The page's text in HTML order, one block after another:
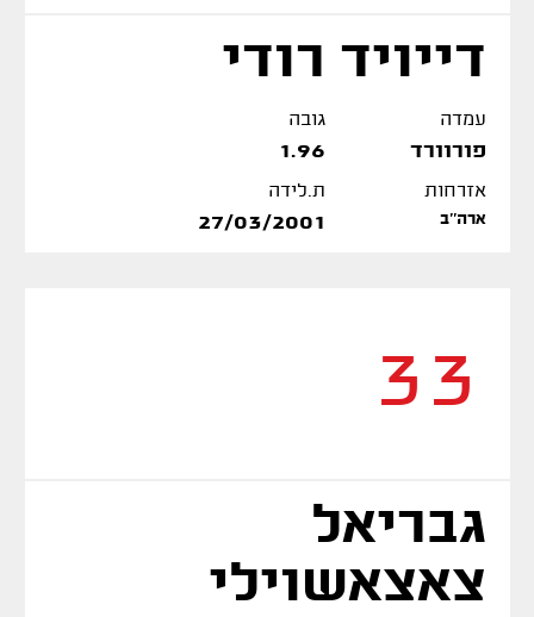
דייויד רודי
עמדה
פורוורד
גובה
1.96
אזרחות
ארה''ב
ת.לידה
27/03/2001
33
גבריאל
צאצאשוילי